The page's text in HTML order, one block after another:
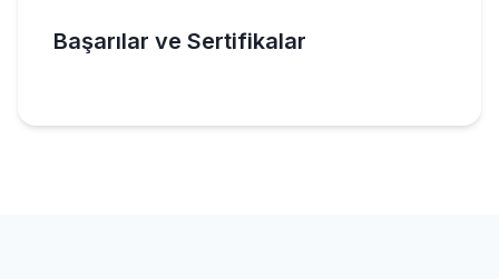
Başarılar ve Sertifikalar